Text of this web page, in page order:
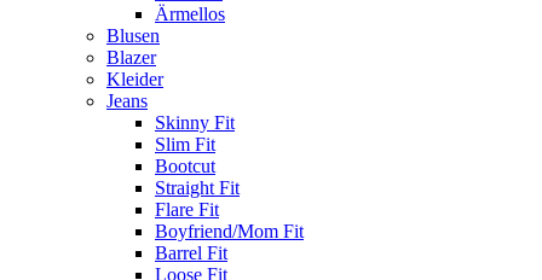
Ärmellos
Blusen
Blazer
Kleider
Jeans
Skinny Fit
Slim Fit
Bootcut
Straight Fit
Flare Fit
Boyfriend/Mom Fit
Barrel Fit
Loose Fit